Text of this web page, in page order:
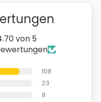
von 5
108
23
8